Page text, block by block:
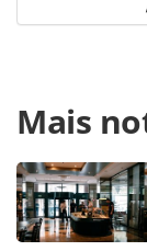
https://
e-governo-de-
nacional-do-
oferecidas na
PANROTAS
sobre direito
Mais